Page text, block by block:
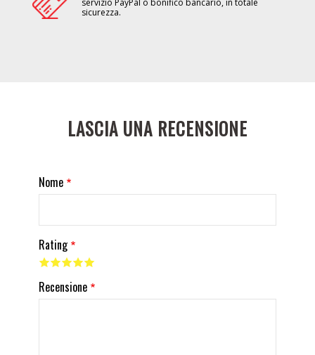
servizio PayPal o bonifico bancario, in totale
sicurezza.
LASCIA UNA RECENSIONE
Nome
Rating
Recensione